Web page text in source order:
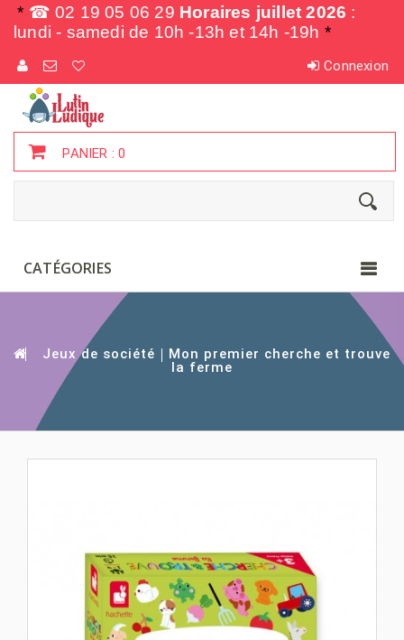
* ☎ 02 19 05 06 29 Horaires juillet 2026 :
lundi - samedi de 10h -13h et 14h -19h *
Connexion
PANIER :0
CATÉGORIES
Jeux de société
Mon premier cherche et trouve
la ferme